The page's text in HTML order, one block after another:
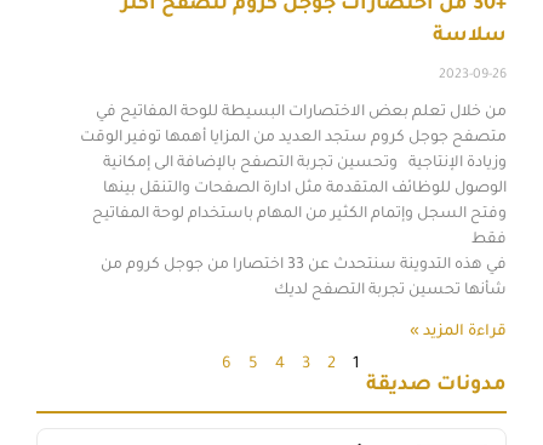
+30 من اختصارات جوجل كروم لتصفح أكثر
سلاسة
2023-09-26
من خلال تعلم بعض الاختصارات البسيطة للوحة المفاتيح في
متصفح جوجل كروم ستجد العديد من المزايا أهمها توفير الوقت
وزيادة الإنتاجية وتحسين تجربة التصفح بالإضافة الى إمكانية
الوصول للوظائف المتقدمة مثل ادارة الصفحات والتنقل بينها
وفتح السجل وإتمام الكثير من المهام باستخدام لوحة المفاتيح
فقط
في هذه التدوينة سنتحدث عن 33 اختصارا من جوجل كروم من
شأنها تحسين تجربة التصفح لديك
قراءة المزيد »
1
2
3
4
5
6
مدونات صديقة